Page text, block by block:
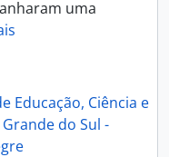
uma
Educação, Ciência e
do Sul -